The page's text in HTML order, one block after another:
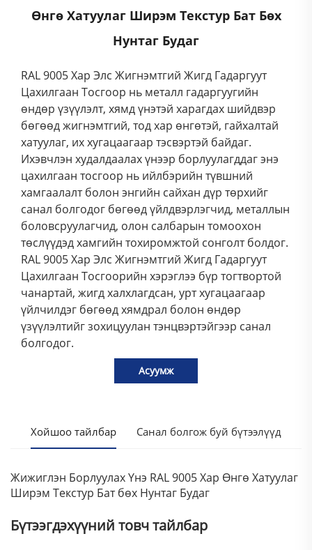
Өнгө Хатуулаг Ширэм Текстур Бат Бөх
Нунтаг Будаг
RAL 9005 Хар Элс Жигнэмтгий Жигд Гадаргуут
Цахилгаан Тосгоор нь металл гадаргуугийн
өндөр үзүүлэлт, хямд үнэтэй харагдах шийдвэр
бөгөөд жигнэмтгий, тод хар өнгөтэй, гайхалтай
хатуулаг, их хугацаагаар тэсвэртэй байдаг.
Ихэвчлэн худалдаалах үнээр борлуулагддаг энэ
цахилгаан тосгоор нь ийлбэрийн түвшний
хамгаалалт болон энгийн сайхан дүр төрхийг
санал болгодог бөгөөд үйлдвэрлэгчид, металлын
боловсруулагчид, олон салбарын томоохон
төслүүдэд хамгийн тохиромжтой сонголт болдог.
RAL 9005 Хар Элс Жигнэмтгий Жигд Гадаргуут
Цахилгаан Тосгоорийн хэрэглээ бүр тогтвортой
чанартай, жигд халхлагдсан, урт хугацаагаар
үйлчилдэг бөгөөд хямдрал болон өндөр
үзүүлэлтийг зохицуулан тэнцвэртэйгээр санал
болгодог.
Асуумж
Хойшоо тайлбар Санал болгож буй бүтээлүүд
Жижиглэн Борлуулах Үнэ RAL 9005 Хар Өнгө Хатуулаг
Ширэм Текстур Бат бөх Нунтаг Будаг
Бүтээгдэхүүний товч тайлбар